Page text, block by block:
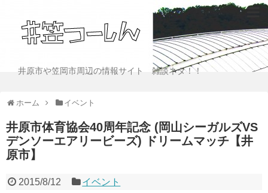
井原市や笠岡市周辺の情報サイト 雑談ネタ！！
ホーム イベント
井原市体育協会40周年記念 (岡山シーガルズVS
デンソーエアリービーズ) ドリームマッチ【井
原市】
2015/8/12 イベント